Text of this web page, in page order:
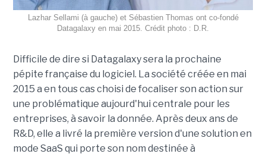
Lazhar Sellami (à gauche) et Sébastien Thomas ont co-fondé
Datagalaxy en mai 2015. Crédit photo : D.R.
Difficile de dire si Datagalaxy sera la prochaine
pépite française du logiciel. La société créée en mai
2015 a en tous cas choisi de focaliser son action sur
une problématique aujourd'hui centrale pour les
entreprises, à savoir la donnée. Après deux ans de
R&D, elle a livré la première version d'une solution en
mode SaaS qui porte son nom destinée à